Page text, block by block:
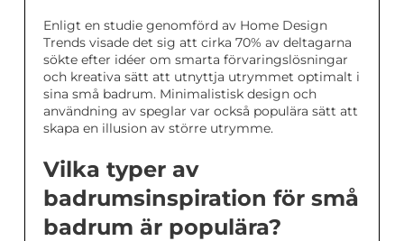
Enligt en studie genomförd av Home Design
Trends visade det sig att cirka 70% av deltagarna
sökte efter idéer om smarta förvaringslösningar
och kreativa sätt att utnyttja utrymmet optimalt i
sina små badrum. Minimalistisk design och
användning av speglar var också populära sätt att
skapa en illusion av större utrymme.
Vilka typer av
badrumsinspiration för små
badrum är populära?